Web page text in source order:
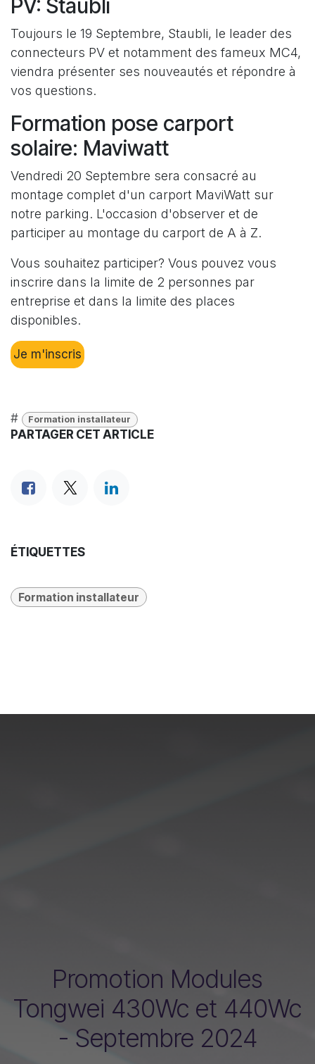
PV: Staubli
Toujours le 19 Septembre, Staubli, le leader des
connecteurs PV et notamment des fameux MC4,
viendra présenter ses nouveautés et répondre à
vos questions.
Formation pose carport
solaire: Maviwatt
Vendredi 20 Septembre sera consacré au
montage complet d'un carport MaviWatt sur
notre parking. L'occasion d'observer et de
participer au montage du carport de A à Z.
Vous souhaitez participer? Vous pouvez vous
inscrire dans la limite de 2 personnes par
entreprise et dans la limite des places
disponibles.
Je m'inscris
# Formation installateur
PARTAGER CET ARTICLE
ÉTIQUETTES
Formation installateur
Promotion Modules
Tongwei 430Wc et 440Wc
- Septembre 2024